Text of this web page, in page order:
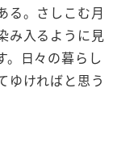
る。さしこむ月
み入るように見
。日々の暮らし
ゆければと思う